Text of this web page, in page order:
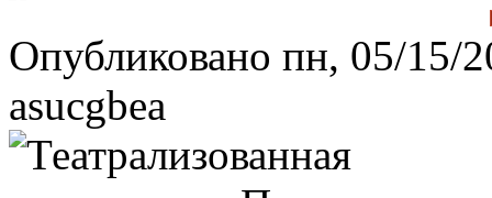
Опубликовано пн, 05/15/
asucgbea